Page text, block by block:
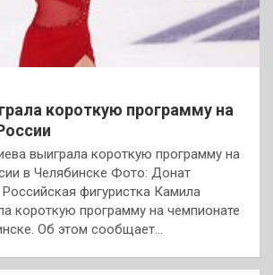
короткую программу на
выиграла короткую программу на
в Челябинске Фото: Донат
фигуристка Камила
короткую программу на чемпионате
Об этом сообщает…